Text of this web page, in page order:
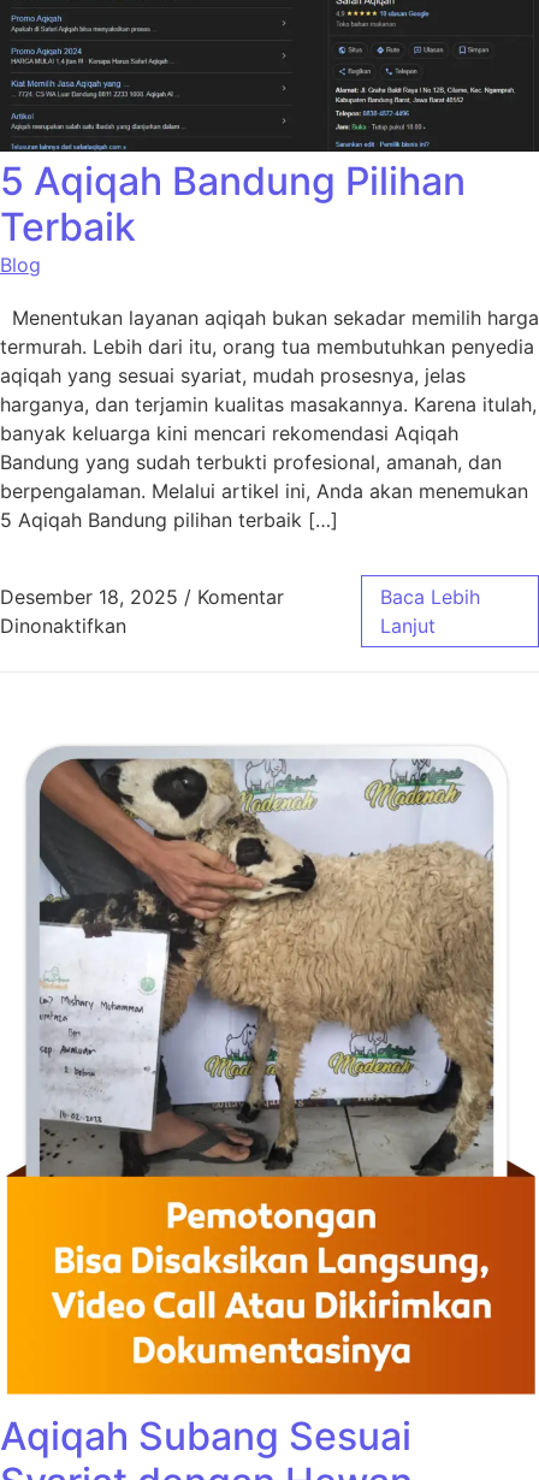
5 Aqiqah Bandung Pilihan
Terbaik
Blog
Menentukan layanan aqiqah bukan sekadar memilih harga
termurah. Lebih dari itu, orang tua membutuhkan penyedia
aqiqah yang sesuai syariat, mudah prosesnya, jelas
harganya, dan terjamin kualitas masakannya. Karena itulah,
banyak keluarga kini mencari rekomendasi Aqiqah
Bandung yang sudah terbukti profesional, amanah, dan
berpengalaman. Melalui artikel ini, Anda akan menemukan
5 Aqiqah Bandung pilihan terbaik […]
Desember 18, 2025 / Komentar
Dinonaktifkanpada 5 Aqiqah Bandung Pilihan Terbaik
Baca Lebih
Lanjut
Aqiqah Subang Sesuai